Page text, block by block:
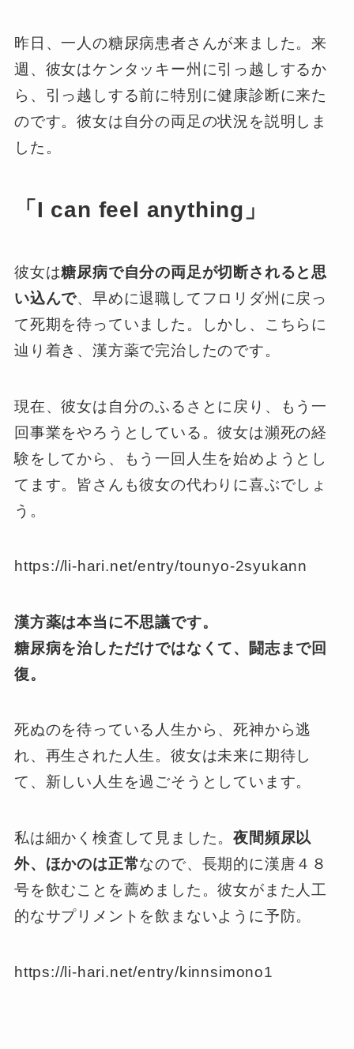
昨日、一人の糖尿病患者さんが来ました。来
週、彼女はケンタッキー州に引っ越しするか
ら、引っ越しする前に特別に健康診断に来た
のです。彼女は自分の両足の状況を説明しま
した。
「I can feel anything」
彼女は糖尿病で自分の両足が切断されると思
い込んで、早めに退職してフロリダ州に戻っ
て死期を待っていました。しかし、こちらに
辿り着き、漢方薬で完治したのです。
現在、彼女は自分のふるさとに戻り、もう一
回事業をやろうとしている。彼女は瀕死の経
験をしてから、もう一回人生を始めようとし
てます。皆さんも彼女の代わりに喜ぶでしょ
う。
https://li-hari.net/entry/tounyo-2syukann
漢方薬は本当に不思議です。
糖尿病を治しただけではなくて、闘志まで回
復。
死ぬのを待っている人生から、死神から逃
れ、再生された人生。彼女は未来に期待し
て、新しい人生を過ごそうとしています。
私は細かく検査して見ました。夜間頻尿以
外、ほかのは正常なので、長期的に漢唐４８
号を飲むことを薦めました。彼女がまた人工
的なサプリメントを飲まないように予防。
https://li-hari.net/entry/kinnsimono1